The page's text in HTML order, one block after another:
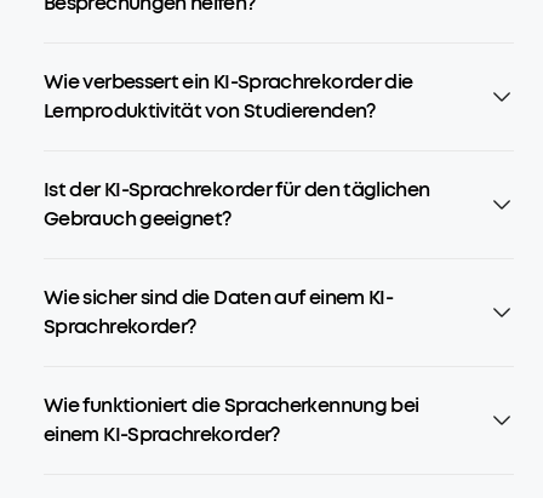
Wie verbessert ein KI-Sprachrekorder die
Lernproduktivität von Studierenden?
Ist der KI-Sprachrekorder für den täglichen
Gebrauch geeignet?
Wie sicher sind die Daten auf einem KI-
Sprachrekorder?
Wie funktioniert die Spracherkennung bei
einem KI-Sprachrekorder?